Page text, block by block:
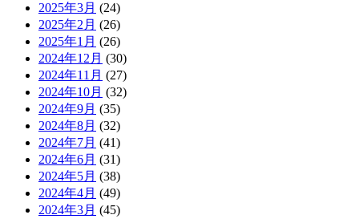
2025年3月 (24)
2025年2月 (26)
2025年1月 (26)
2024年12月 (30)
2024年11月 (27)
2024年10月 (32)
2024年9月 (35)
2024年8月 (32)
2024年7月 (41)
2024年6月 (31)
2024年5月 (38)
2024年4月 (49)
2024年3月 (45)